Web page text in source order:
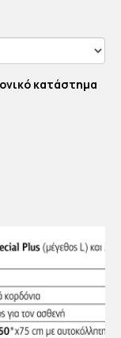
κατάστημα